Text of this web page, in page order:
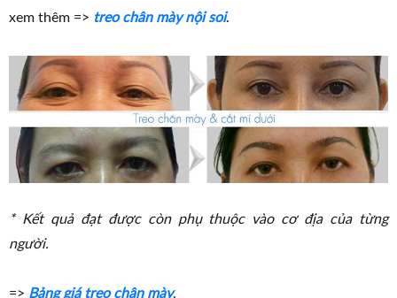
xem thêm => treo chân mày nội soi.
* Kết quả đạt được còn phụ thuộc vào cơ địa của từng
người.
=> Bảng giá treo chân mày.